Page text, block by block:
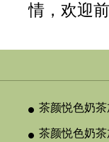
情，欢迎
茶颜悦色奶
茶颜悦色奶